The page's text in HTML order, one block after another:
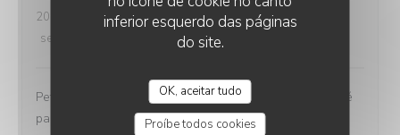
inferior esquerdo das páginas
do site.
OK, aceitar tudo
Proíbe todos cookies
2026-07-08
- 19:00 - guests 2
service
/5 menu:
Petit restaurant à Saint Laurent qui m'a été recommandé
par une amie et on a bien fait d'y aller ! Le poulpe était